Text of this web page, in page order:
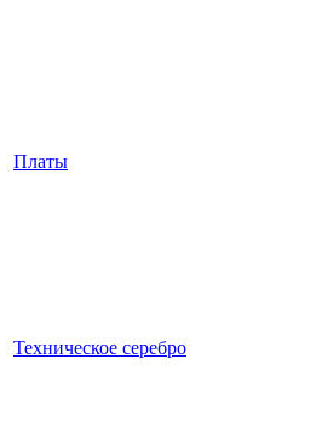
Платы
Техническое серебро